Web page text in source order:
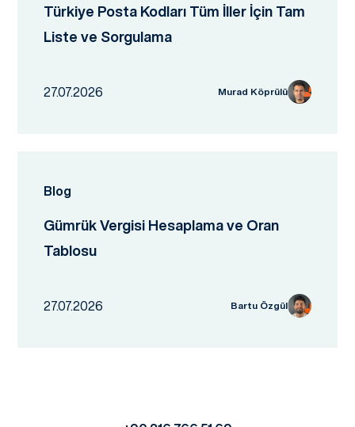
Türkiye Posta Kodları Tüm İller İçin Tam
Liste ve Sorgulama
27.07.2026 Murad Köprülü
Blog
Gümrük Vergisi Hesaplama ve Oran
Tablosu
27.07.2026 Bartu Özgül